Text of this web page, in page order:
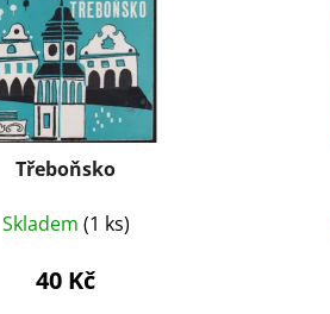
Třeboňsko
Skladem (1 ks)
40 Kč